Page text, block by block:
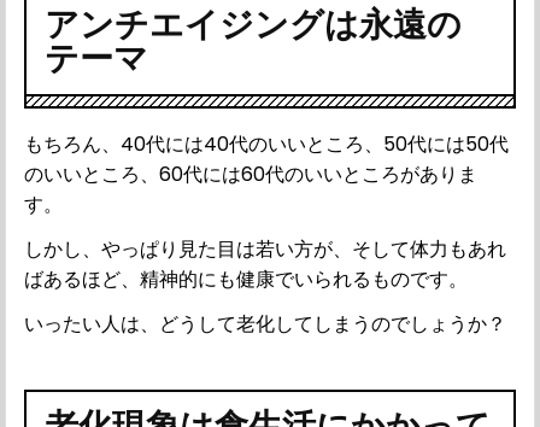
アンチエイジングは永遠の
テーマ
もちろん、40代には40代のいいところ、50代には50代
のいいところ、60代には60代のいいところがありま
す。
しかし、やっぱり見た目は若い方が、そして体力もあれ
ばあるほど、精神的にも健康でいられるものです。
いったい人は、どうして老化してしまうのでしょうか？